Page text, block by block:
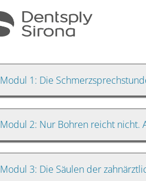
Modul 1: Die
Modul 2: Nur Bohren reicht nicht.
Modul 3: Die Säulen der